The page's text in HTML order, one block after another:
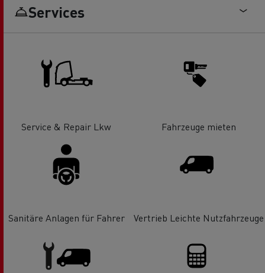
Services
Service & Repair Lkw Fahrzeuge mieten
Sanitäre Anlagen für Fahrer Vertrieb Leichte Nutzfahrzeuge